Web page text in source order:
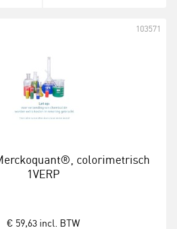
colorimetrisch
1VERP
103571
€ 59,63 incl. BTW